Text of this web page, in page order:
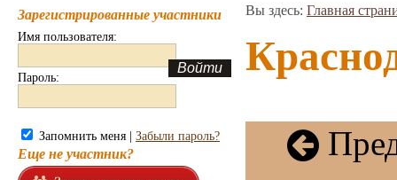
Зарегистрированные участники
Имя пользователя:
Пароль:
Запомнить меня | Забыли пароль?
Еще не участник?
Вы здесь: Главная